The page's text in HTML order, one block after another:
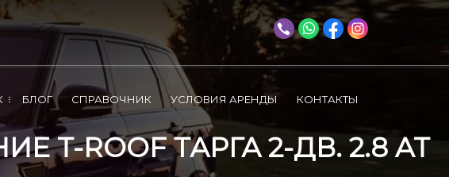
БЛОГ СПРАВОЧНИК УСЛОВИЯ АРЕНДЫ КОНТАКТЫ
T-ROOF ТАРГА 2-ДВ. 2.8 AT